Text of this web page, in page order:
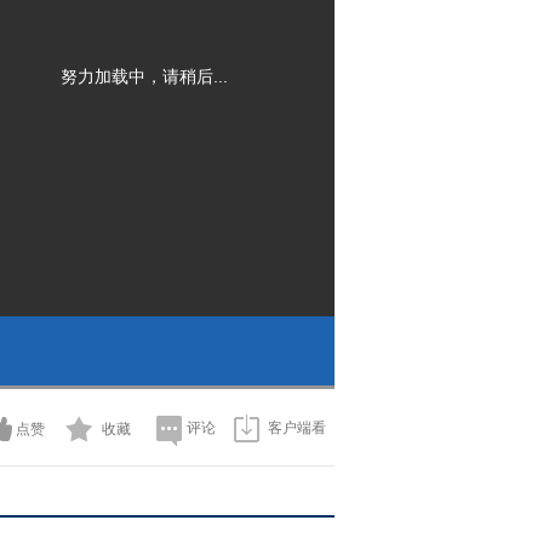
努力加载中，请稍后...
点赞 收藏 评论 客户端看